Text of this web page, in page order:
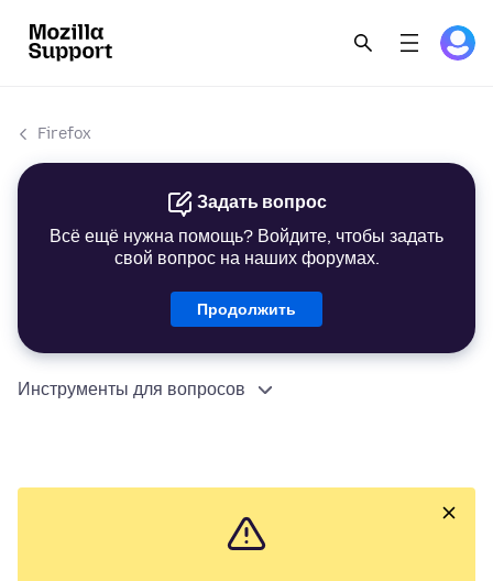
Firefox
Задать вопрос
Всё ещё нужна помощь? Войдите, чтобы задать
свой вопрос на наших форумах.
Продолжить
Инструменты для вопросов